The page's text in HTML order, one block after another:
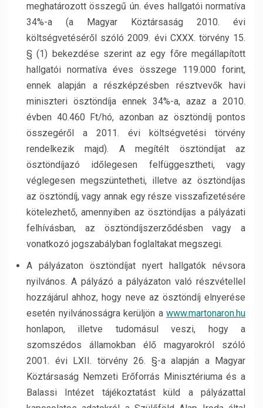
meghatározott összegű ún. éves hallgatói normatíva
34%-a (a Magyar Köztársaság 2010. évi
költségvetéséről szóló 2009. évi CXXX. törvény 15.
§ (1) bekezdése szerint az egy főre megállapított
hallgatói normatíva éves összege 119.000 forint,
ennek alapján a részképzésben résztvevők havi
miniszteri ösztöndíja ennek 34%-a, azaz a 2010.
évben 40.460 Ft/hó, azonban az ösztöndíj pontos
összegéről a 2011. évi költségvetési törvény
rendelkezik majd). A megítélt ösztöndíjat az
ösztöndíjazó időlegesen felfüggesztheti, vagy
véglegesen megszüntetheti, illetve az ösztöndíjas
az ösztöndíj, vagy annak egy része visszafizetésére
kötelezhető, amennyiben az ösztöndíjas a pályázati
felhívásban, az ösztöndíjszerződésben vagy a
vonatkozó jogszabályban foglaltakat megszegi.
A pályázaton ösztöndíjat nyert hallgatók névsora
nyilvános. A pályázó a pályázaton való részvétellel
hozzájárul ahhoz, hogy neve az ösztöndíj elnyerése
esetén nyilvánosságra kerüljön a www.martonaron.hu
honlapon, illetve tudomásul veszi, hogy a
szomszédos államokban élő magyarokról szóló
2001. évi LXII. törvény 26. §-a alapján a Magyar
Köztársaság Nemzeti Erőforrás Minisztériuma és a
Balassi Intézet tájékoztatást küld a pályázattal